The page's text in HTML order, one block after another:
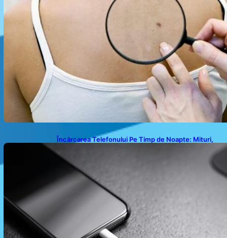
Încărcarea Telefonului Pe Timp de Noapte: Mituri,